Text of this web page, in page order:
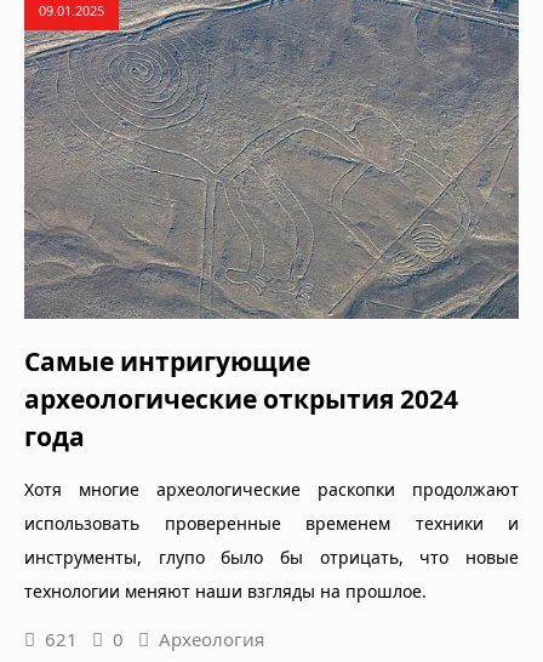
09.01.2025
Самые интригующие
археологические открытия 2024
года
Хотя многие археологические раскопки продолжают
использовать проверенные временем техники и
инструменты, глупо было бы отрицать, что новые
технологии меняют наши взгляды на прошлое.
621 0 Археология